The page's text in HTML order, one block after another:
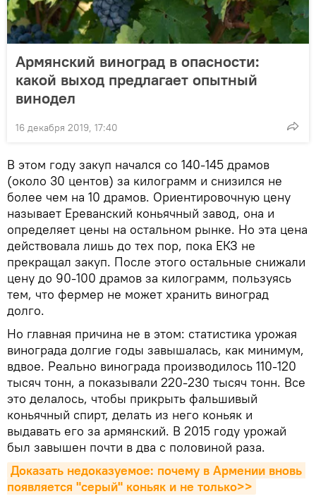
Армянский виноград в опасности:
какой выход предлагает опытный
винодел
16 декабря 2019, 17:40
В этом году закуп начался со 140-145 драмов
(около 30 центов) за килограмм и снизился не
более чем на 10 драмов. Ориентировочную цену
называет Ереванский коньячный завод, она и
определяет цены на остальном рынке. Но эта цена
действовала лишь до тех пор, пока ЕКЗ не
прекращал закуп. После этого остальные снижали
цену до 90-100 драмов за килограмм, пользуясь
тем, что фермер не может хранить виноград
долго.
Но главная причина не в этом: статистика урожая
винограда долгие годы завышалась, как минимум,
вдвое. Реально винограда производилось 110-120
тысяч тонн, а показывали 220-230 тысяч тонн. Все
это делалось, чтобы прикрыть фальшивый
коньячный спирт, делать из него коньяк и
выдавать его за армянский. В 2015 году урожай
был завышен почти в два с половиной раза.
Доказать недоказуемое: почему в Армении вновь
появляется "серый" коньяк и не только>>